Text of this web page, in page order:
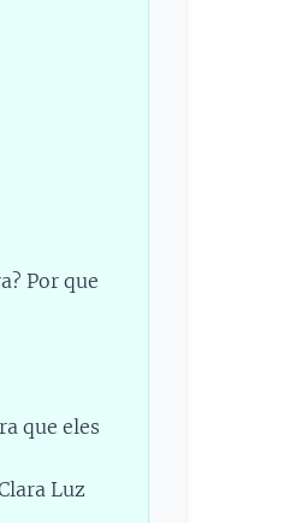
Por que
que eles
Luz